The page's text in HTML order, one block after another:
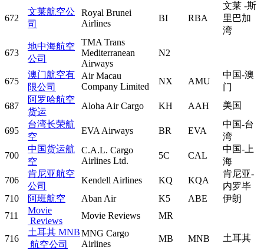
672
文莱航空公
司
Royal Brunei
Airlines
BI RBA
文莱 -斯
里巴加
湾
673
地中海航空
公司
TMA Trans
Mediterranean
Airways
N2
675
澳门航空有
限公司
Air Macau
Company Limited
NX AMU
中国-澳
门
687
阿罗哈航空
货运
Aloha Air Cargo KH AAH 美国
695
台湾长荣航
空
EVA Airways BR EVA
中国-台
湾
700
中国货运航
空
C.A.L. Cargo
Airlines Ltd.
5C CAL
中国-上
海
706
肯尼亚航空
公司
Kendell Airlines KQ KQA
肯尼亚-
内罗毕
710
阿班航空 Aban Air K5 ABE
伊朗
711
Movie
Reviews
Movie Reviews MR
716
土耳其 MNB
航空公司
MNG Cargo
Airlines
MB MNB 土耳其